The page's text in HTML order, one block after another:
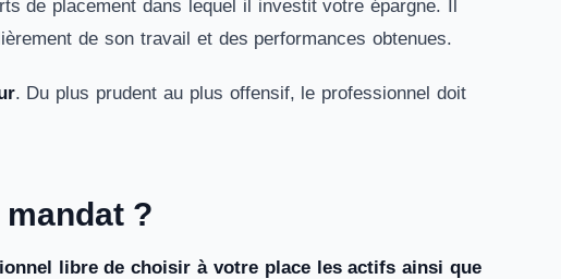
de placement dans lequel il investit votre épargne. Il
de son travail et des performances obtenues.
. Du plus prudent au plus offensif, le professionnel doit
?
libre de choisir à votre place les actifs ainsi que